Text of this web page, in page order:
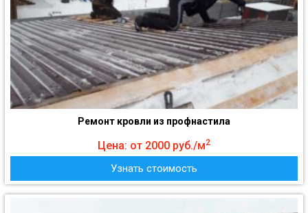
Ремонт кровли из профнастила
Цена: от 2000 руб./м2
Узнать стоимость